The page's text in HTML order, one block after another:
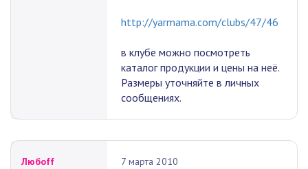
http://yarmama.com/clubs/47/46
в клубе можно посмотреть
каталог продукции и цены на неё.
Размеры уточняйте в личных
сообщениях.
Любоff 7 марта 2010